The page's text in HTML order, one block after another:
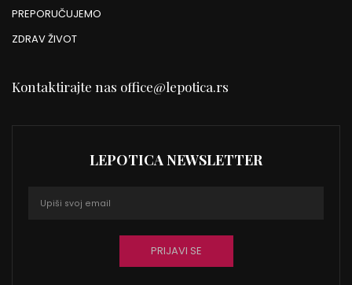
PREPORUČUJEMO
ZDRAV ŽIVOT
Kontaktirajte nas office@lepotica.rs
LEPOTICA NEWSLETTER